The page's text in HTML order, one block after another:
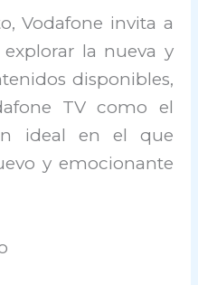
Vodafone invita a
la nueva y
disponibles,
TV como el
ideal en el que
y emocionante